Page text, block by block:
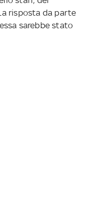
risposta da parte
sarebbe stato